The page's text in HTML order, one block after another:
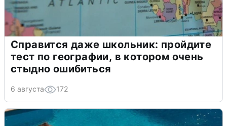
Справится даже школьник: пройдите
тест по географии, в котором очень
стыдно ошибиться
6 августа 172